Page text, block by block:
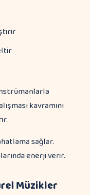
kavramını
sağlar.
enerji verir.
Müzikler